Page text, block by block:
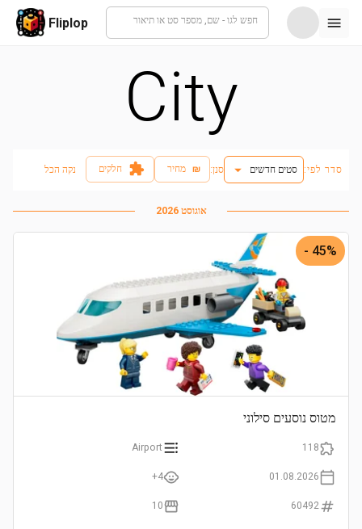
חפש לגו - שם, מספר סט או תיאור Fliplop
City
:סנן ₪ מחיר חלקים נקה הכל סדר לפי: סטים חדשים
אוגוסט 2026
45% -
מטוס נוסעים סילוני
118
Airport
01.08.2026
4+
60492
10